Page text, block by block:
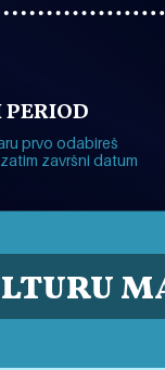
PERIOD
prvo odabireš
završni datum